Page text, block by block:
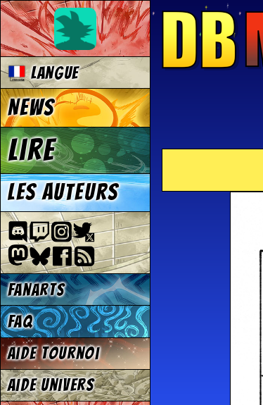
Langue
News
Lire
Les auteurs
Fanarts
FAQ
Aide tournoi
Aide univers